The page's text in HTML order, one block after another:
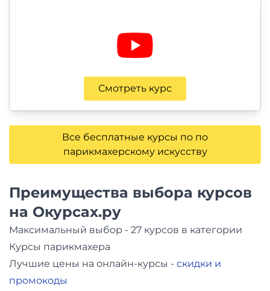
Смотреть курс
Все бесплатные курсы по по
парикмахерскому искусству
Преимущества выбора курсов
на Окурсах.ру
Максимальный выбор - 27 курсов в категории
Курсы парикмахера
Лучшие цены на онлайн-курсы - скидки и
промокоды